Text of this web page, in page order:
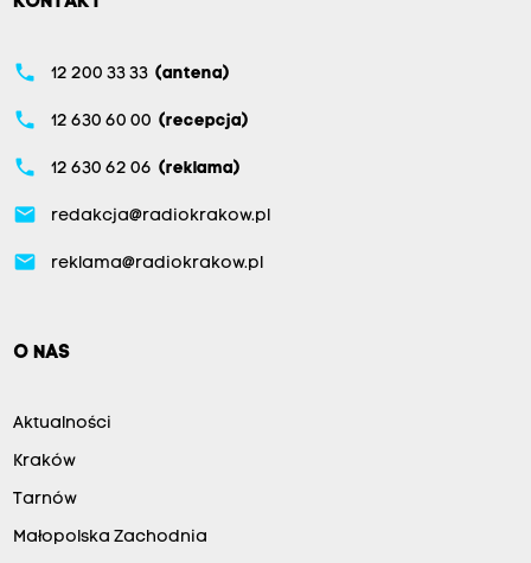
phone 12 200 33 33 (antena)
phone 12 630 60 00 (recepcja)
phone 12 630 62 06 (reklama)
email redakcja@radiokrakow.pl
email reklama@radiokrakow.pl
O NAS
Aktualności
Kraków
Tarnów
Małopolska Zachodnia